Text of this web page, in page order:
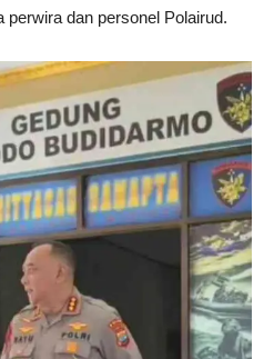
perwira dan personel Polairud.